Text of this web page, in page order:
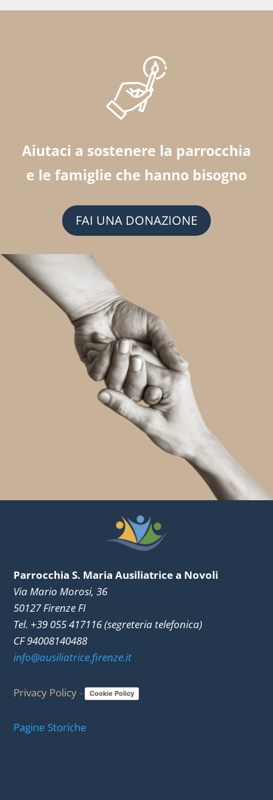
Aiutaci a sostenere la parrocchia
e le famiglie che hanno bisogno
FAI UNA DONAZIONE
Parrocchia S. Maria Ausiliatrice a Novoli
Via Mario Morosi, 36
50127 Firenze FI
Tel. +39 055 417116 (segreteria telefonica)
CF 94008140488
info@ausiliatrice.firenze.it
Privacy Policy – Cookie Policy
Pagine Storiche